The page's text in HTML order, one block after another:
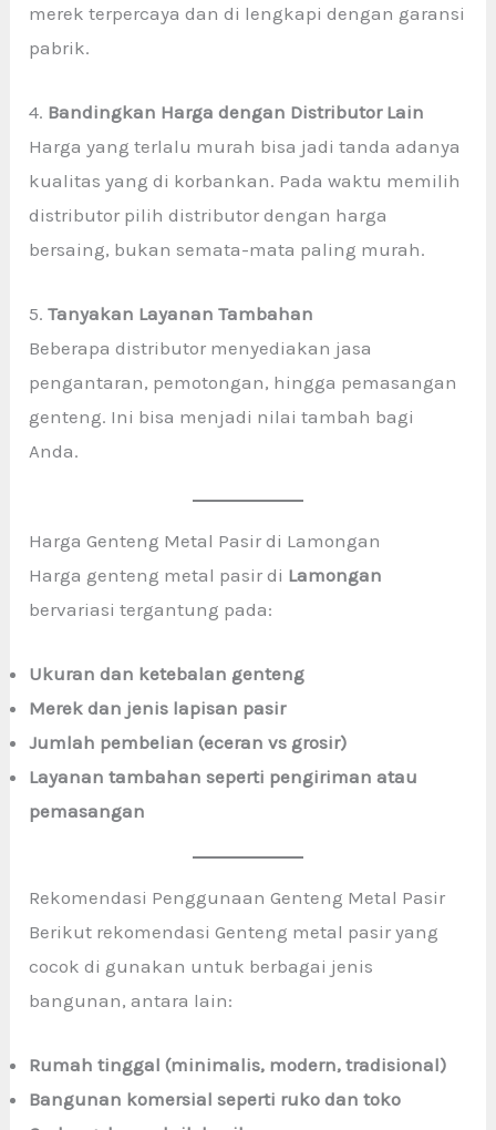
merek terpercaya dan di lengkapi dengan garansi
pabrik.
4. Bandingkan Harga dengan Distributor Lain
Harga yang terlalu murah bisa jadi tanda adanya
kualitas yang di korbankan. Pada waktu memilih
distributor pilih distributor dengan harga
bersaing, bukan semata-mata paling murah.
5.Tanyakan Layanan Tambahan
Beberapa distributor menyediakan jasa
pengantaran, pemotongan, hingga pemasangan
genteng. Ini bisa menjadi nilai tambah bagi
Anda.
Harga Genteng Metal Pasir di Lamongan
Harga genteng metal pasir di Lamongan
bervariasi tergantung pada:
Ukuran dan ketebalan genteng
Merek dan jenis lapisan pasir
Jumlah pembelian (eceran vs grosir)
Layanan tambahan seperti pengiriman atau
pemasangan
Rekomendasi Penggunaan Genteng Metal Pasir
Berikut rekomendasi Genteng metal pasir yang
cocok di gunakan untuk berbagai jenis
bangunan, antara lain:
Rumah tinggal (minimalis, modern, tradisional)
Bangunan komersial seperti ruko dan toko